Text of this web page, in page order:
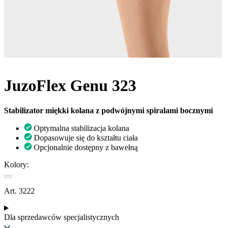
JuzoFlex Genu 323
Stabilizator miękki kolana z podwójnymi spiralami bocznymi
Optymalna stabilizacja kolana
Dopasowuje się do kształtu ciała
Opcjonalnie dostępny z bawełną
Kolory:
Art. 3222
Dla sprzedawców specjalistycznych